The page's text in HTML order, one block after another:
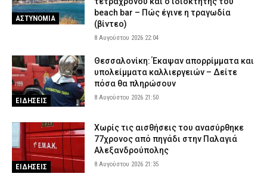
ΑΣΤΥΝΟΜΙΑ
beach bar – Πώς έγινε η τραγωδία
(βίντεο)
8 Αυγούστου 2026 22:04
ΕΙΔΗΣΕΙΣ
Θεσσαλονίκη: Έκαψαν απορρίμματα και
υπολείμματα καλλιεργειών – Δείτε
πόσα θα πληρώσουν
8 Αυγούστου 2026 21:50
ΕΙΔΗΣΕΙΣ
Χωρίς τις αισθήσεις του ανασύρθηκε
77χρονος από πηγάδι στην Παλαγιά
Αλεξανδρούπολης
8 Αυγούστου 2026 21:35